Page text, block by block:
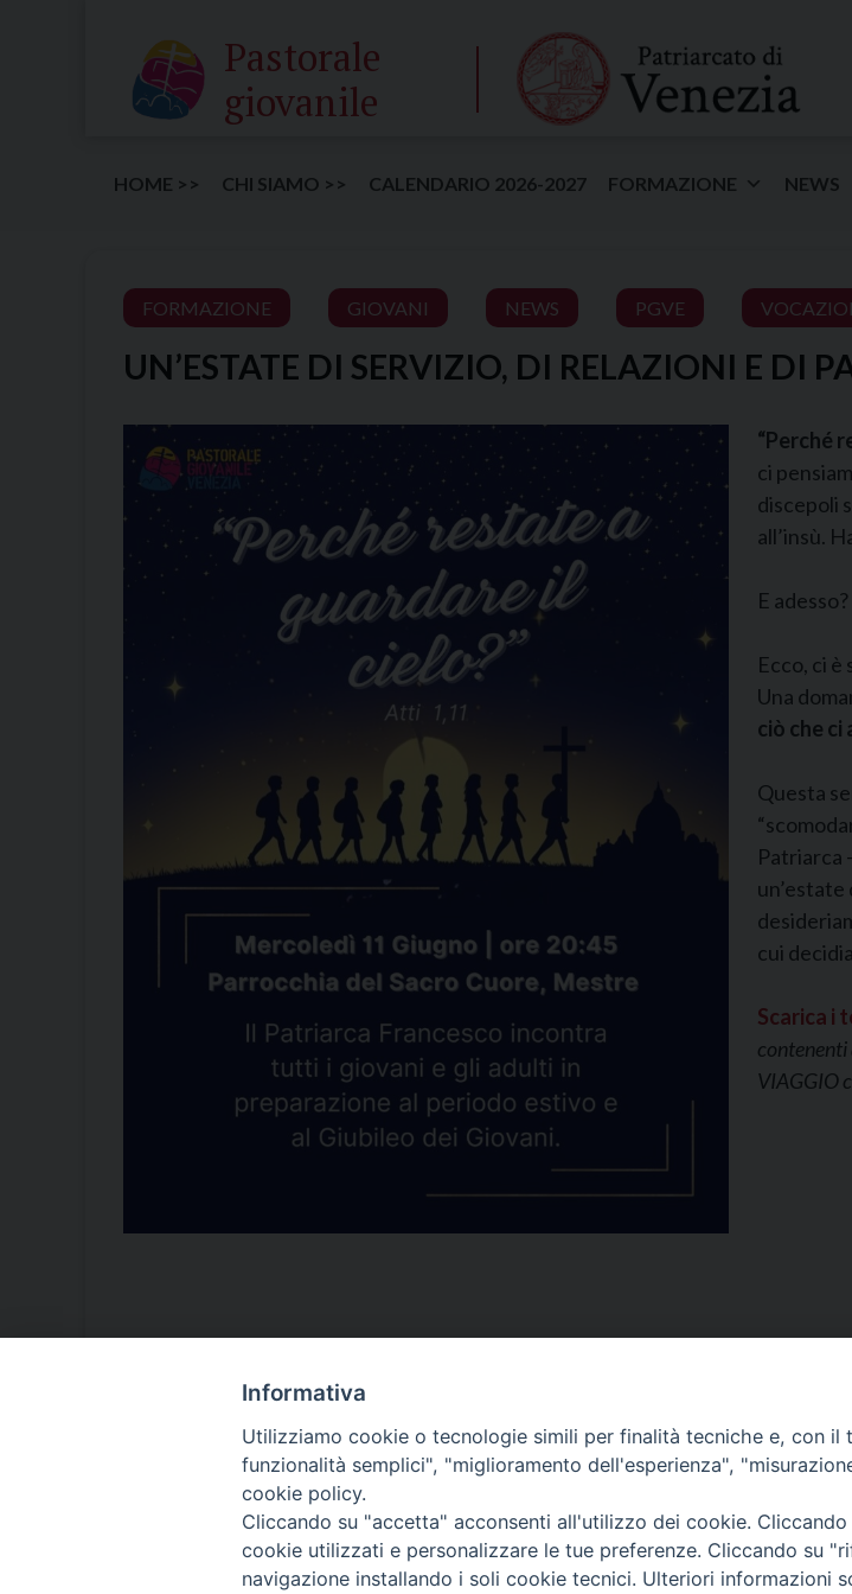
Pastorale
giovanile
HOME >> CHI SIAMO >> CALENDARIO 2026-2027 FORMAZIONE NEWS
FORMAZIONE GIOVANI NEWS PGVE
UN’ESTATE DI SERVIZIO, DI RELAZIONI E DI
“Perché
ci
discepoli
all’insù.
E
Ecco, ci
Una
ciò che
Questa
Patriarca
un’estate
cui
Scarica i
contenenti
VIAGGIO
Pastorale giovanile
Informativa
Utilizziamo cookie o tecnologie simili per finalità tecniche e, con
funzionalità semplici", "miglioramento dell'esperienza",
cookie policy.
Cliccando su "accetta" acconsenti all'utilizzo dei cookie.
cookie utilizzati e personalizzare le tue preferenze. Cliccando su
navigazione installando i soli cookie tecnici. Ulteriori informazioni